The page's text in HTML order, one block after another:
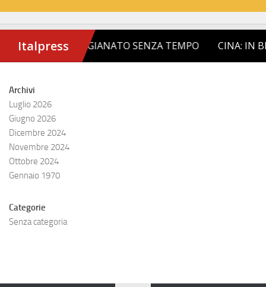
Archivi
Luglio 2026
Giugno 2026
Dicembre 2024
Novembre 2024
Ottobre 2024
Gennaio 1970
Categorie
Senza categoria